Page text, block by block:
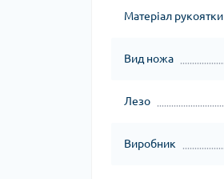
Матеріал рукоятки
Вид ножа
Лезо
Виробник